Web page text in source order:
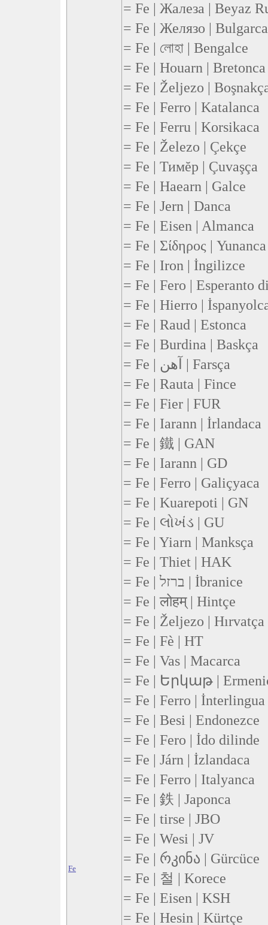
Fe
= Fe | Жалеза | Beyaz
= Fe | Желязо | Bulgarca
= Fe | লোহা | Bengalce
= Fe | Houarn | Bretonca
= Fe | Željezo |
= Fe | Ferro | Katalanca
= Fe | Ferru | Korsikaca
= Fe | Železo | Çekçe
= Fe | Тимĕр | Çuvaşça
= Fe | Haearn | Galce
= Fe | Jern | Danca
= Fe | Eisen | Almanca
= Fe | Σίδηρος | Yunanca
= Fe | Iron | İngilizce
= Fe | Fero | Esperanto
= Fe | Hierro |
= Fe | Raud | Estonca
= Fe | Burdina | Baskça
= Fe | آهن | Farsça
= Fe | Rauta | Fince
= Fe | Fier | FUR
= Fe | Iarann | İrlandaca
= Fe | 鐵 | GAN
= Fe | Iarann | GD
= Fe | Ferro | Galiçyaca
= Fe | Kuarepoti | GN
= Fe | લોખંડ | GU
= Fe | Yiarn | Manksça
= Fe | Thiet | HAK
= Fe | ברזל | İbranice
= Fe | लोहम् | Hintçe
= Fe | Željezo | Hırvatça
= Fe | Fè | HT
= Fe | Vas | Macarca
= Fe | Երկաթ |
= Fe | Ferro | İnterlingua
= Fe | Besi | Endonezce
= Fe | Fero | İdo dilinde
= Fe | Járn | İzlandaca
= Fe | Ferro | Italyanca
= Fe | 鉄 | Japonca
= Fe | tirse | JBO
= Fe | Wesi | JV
= Fe | რკინა | Gürcüce
= Fe | 철 | Korece
= Fe | Eisen | KSH
= Fe | Hesin | Kürtçe